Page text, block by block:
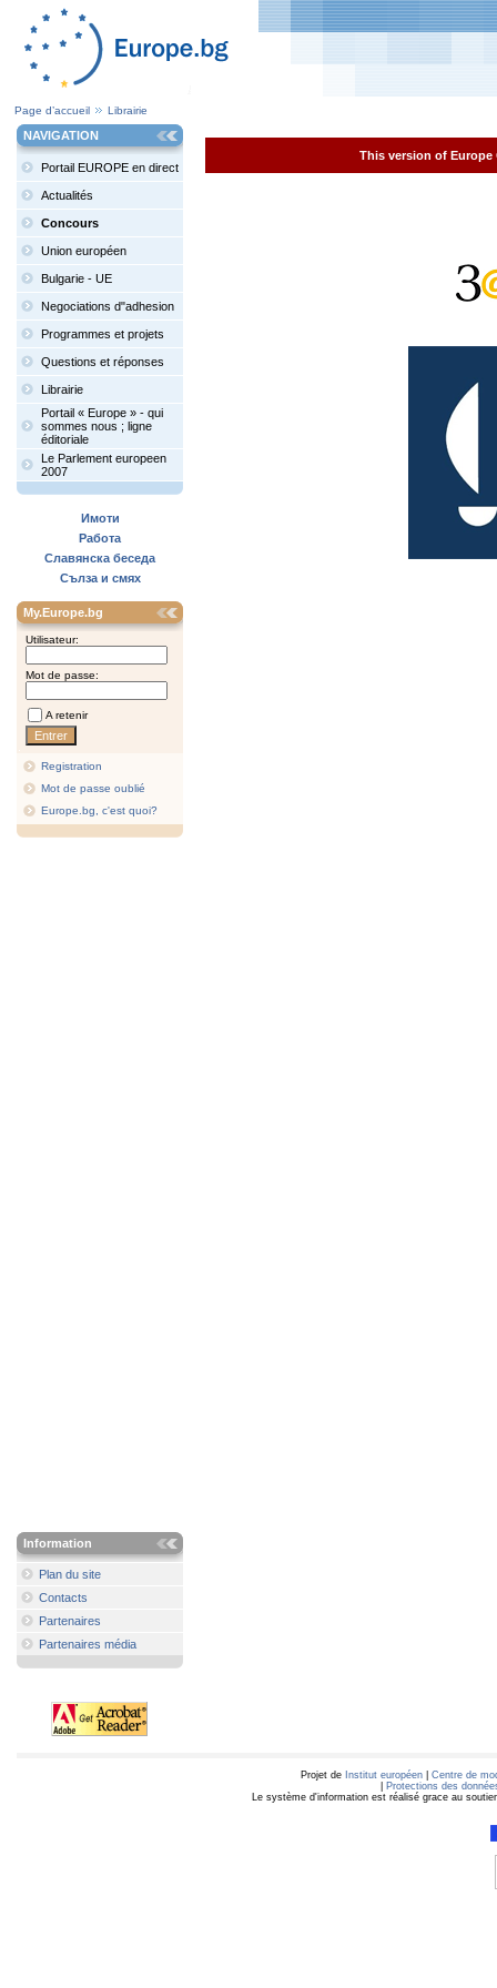
Page d’accueil Librairie
NAVIGATION
Portail EUROPE en direct
Actualités
Concours
Union européen
Bulgarie - UE
Negociations d"adhesion
Programmes et projets
Questions et réponses
Librairie
Portail « Europe » - qui
sommes nous ; ligne
éditoriale
Le Parlement europeen
2007
Имоти
Работа
Славянска беседа
Сълза и смях
My.Europe.bg
Utilisateur:
Mot de passe:
A retenir
Registration
Mot de passe oublié
Europe.bg, c'est quoi?
Information
Plan du site
Contacts
Partenaires
Partenaires média
This version of Europe
Projet de Institut européen
Centre de
Protections des
Le système d'information est réalisé grace au